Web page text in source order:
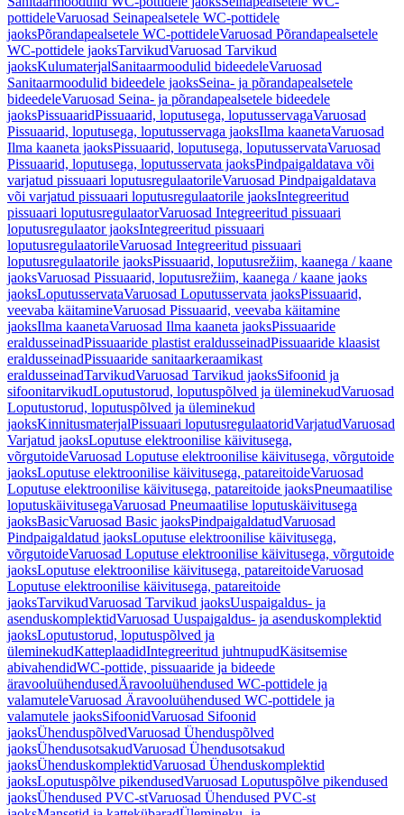
pottideleVaruosad Seinapealsetele WC-pottidele
jaoksPõrandapealsetele WC-pottideleVaruosad Põrandapealsetele
WC-pottidele jaoksTarvikudVaruosad Tarvikud
jaoksKulumaterjalSanitaarmoodulid bideedeleVaruosad
Sanitaarmoodulid bideedele jaoksSeina- ja põrandapealsetele
bideedeleVaruosad Seina- ja põrandapealsetele bideedele
jaoksPissuaaridPissuaarid, loputusega, loputusservagaVaruosad
Pissuaarid, loputusega, loputusservaga jaoksIlma kaanetaVaruosad
Ilma kaaneta jaoksPissuaarid, loputusega, loputusservataVaruosad
Pissuaarid, loputusega, loputusservata jaoksPindpaigaldatava või
varjatud pissuaari loputusregulaatorileVaruosad Pindpaigaldatava
või varjatud pissuaari loputusregulaatorile jaoksIntegreeritud
pissuaari loputusregulaatorVaruosad Integreeritud pissuaari
loputusregulaator jaoksIntegreeritud pissuaari
loputusregulaatorileVaruosad Integreeritud pissuaari
loputusregulaatorile jaoksPissuaarid, loputusrežiim, kaanega / kaane
jaoksVaruosad Pissuaarid, loputusrežiim, kaanega / kaane jaoks
jaoksLoputusservataVaruosad Loputusservata jaoksPissuaarid,
veevaba käitamineVaruosad Pissuaarid, veevaba käitamine
jaoksIlma kaanetaVaruosad Ilma kaaneta jaoksPissuaaride
eraldusseinadPissuaaride plastist eraldusseinadPissuaaride klaasist
eraldusseinadPissuaaride sanitaarkeraamikast
eraldusseinadTarvikudVaruosad Tarvikud jaoksSifoonid ja
sifoonitarvikudLoputustorud, loputuspõlved ja üleminekudVaruosad
Loputustorud, loputuspõlved ja üleminekud
jaoksKinnitusmaterjalPissuaari loputusregulaatoridVarjatudVaruosad
Varjatud jaoksLoputuse elektroonilise käivitusega,
võrgutoideVaruosad Loputuse elektroonilise käivitusega, võrgutoide
jaoksLoputuse elektroonilise käivitusega, patareitoideVaruosad
Loputuse elektroonilise käivitusega, patareitoide jaoksPneumaatilise
loputuskäivitusegaVaruosad Pneumaatilise loputuskäivitusega
jaoksBasicVaruosad Basic jaoksPindpaigaldatudVaruosad
Pindpaigaldatud jaoksLoputuse elektroonilise käivitusega,
võrgutoideVaruosad Loputuse elektroonilise käivitusega, võrgutoide
jaoksLoputuse elektroonilise käivitusega, patareitoideVaruosad
Loputuse elektroonilise käivitusega, patareitoide
jaoksTarvikudVaruosad Tarvikud jaoksUuspaigaldus- ja
asenduskomplektidVaruosad Uuspaigaldus- ja asenduskomplektid
jaoksLoputustorud, loputuspõlved ja
üleminekudKatteplaadidIntegreeritud juhtnupudKäsitsemise
abivahendidWC-pottide, pissuaaride ja bideede
äravooluühendusedÄravooluühendused WC-pottidele ja
valamuteleVaruosad Äravooluühendused WC-pottidele ja
valamutele jaoksSifoonidVaruosad Sifoonid
jaoksÜhenduspõlvedVaruosad Ühenduspõlved
jaoksÜhendusotsakudVaruosad Ühendusotsakud
jaoksÜhenduskomplektidVaruosad Ühenduskomplektid
jaoksLoputuspõlve pikendusedVaruosad Loputuspõlve pikendused
jaoksÜhendused PVC-stVaruosad Ühendused PVC-st